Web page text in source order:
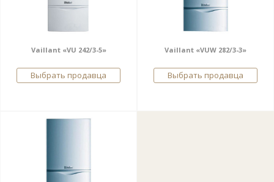
Vaillant «VU 242/3-5»
Выбрать продавца
Vaillant «VUW 282/3-3»
Выбрать продавца